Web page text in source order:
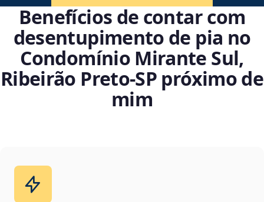
Benefícios de contar com
desentupimento de pia no
Condomínio Mirante Sul,
Ribeirão Preto‑SP próximo de
mim